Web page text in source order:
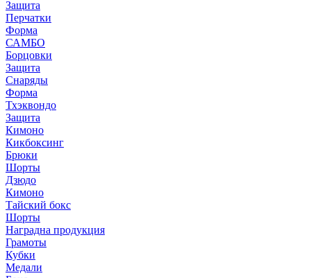
Защита
Перчатки
Форма
САМБО
Борцовки
Защита
Снаряды
Форма
Тхэквондо
Защита
Кимоно
Кикбоксинг
Брюки
Шорты
Дзюдо
Кимоно
Тайский бокс
Шорты
Наградна продукция
Грамоты
Кубки
Медали